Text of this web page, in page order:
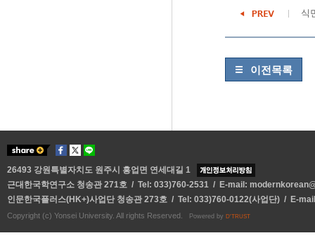
식
이전목록
26493 강원특별자치도 원주시 흥업면 연세대길 1
근대한국학연구소 청송관 271호 / Tel: 033)760-2531 / E-mail:
인문한국플러스(HK+)사업단 청송관 273호 / Tel: 033)760-0122(사업단) / E-
Copyright (c) Yonsei University. All rights Reserved. Powered by D'TRUST